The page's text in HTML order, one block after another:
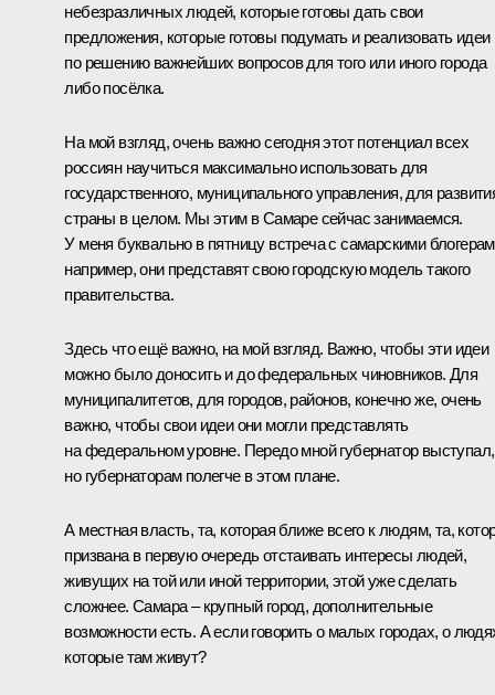
небезразличных людей, которые готовы дать свои
предложения, которые готовы подумать и реализовать идеи
по решению важнейших вопросов для того или иного города
либо посёлка.
На мой взгляд, очень важно сегодня этот потенциал всех
россиян научиться максимально использовать для
государственного, муниципального управления, для
страны в целом. Мы этим в Самаре сейчас занимаемся.
У меня буквально в пятницу встреча с самарскими
например, они представят свою городскую модель такого
правительства.
Здесь что ещё важно, на мой взгляд. Важно, чтобы эти идеи
можно было доносить и до федеральных чиновников. Для
муниципалитетов, для городов, районов, конечно же, очень
важно, чтобы свои идеи они могли представлять
на федеральном уровне. Передо мной губернатор выступал,
но губернаторам полегче в этом плане.
А местная власть, та, которая ближе всего к людям, та,
призвана в первую очередь отстаивать интересы людей,
живущих на той или иной территории, этой уже сделать
сложнее. Самара – крупный город, дополнительные
возможности есть. А если говорить о малых городах, о
которые там живут?